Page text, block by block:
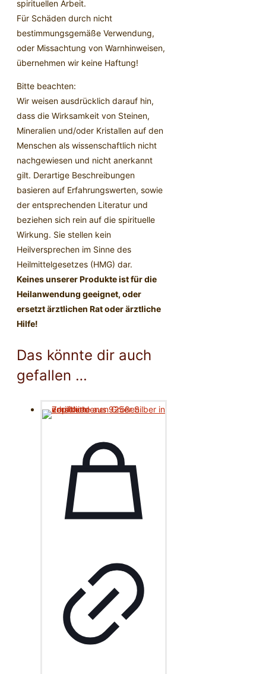
spirituellen Arbeit.
Für Schäden durch nicht
bestimmungsgemäße Verwendung,
oder Missachtung von Warnhinweisen,
übernehmen wir keine Haftung!
Bitte beachten:
Wir weisen ausdrücklich darauf hin,
dass die Wirksamkeit von Steinen,
Mineralien und/oder Kristallen auf den
Menschen als wissenschaftlich nicht
nachgewiesen und nicht anerkannt
gilt. Derartige Beschreibungen
basieren auf Erfahrungswerten, sowie
der entsprechenden Literatur und
beziehen sich rein auf die spirituelle
Wirkung. Sie stellen kein
Heilversprechen im Sinne des
Heilmittelgesetzes (HMG) dar.
Keines unserer Produkte ist für die
Heilanwendung geeignet, oder
ersetzt ärztlichen Rat oder ärztliche
Hilfe!
Das könnte dir auch
gefallen …